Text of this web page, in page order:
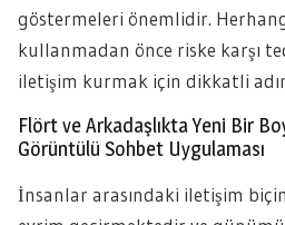
göstermeleri önemlidir.
kullanmadan önce riske karşı
iletişim kurmak için dikkatli
Flört ve Arkadaşlıkta Yeni Bir
Görüntülü Sohbet Uygulaması
İnsanlar arasındaki iletişim